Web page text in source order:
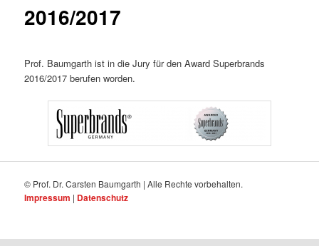
2016/2017
Prof. Baumgarth ist in die Jury für den Award Superbrands
2016/2017 berufen worden.
© Prof. Dr. Carsten Baumgarth | Alle Rechte vorbehalten.
Impressum | Datenschutz